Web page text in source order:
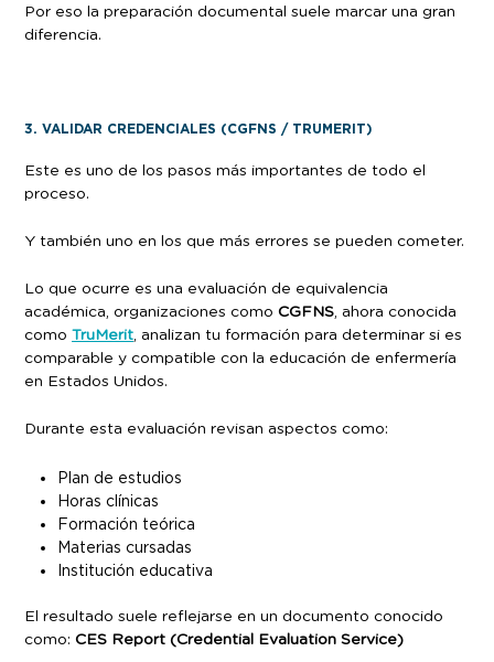
Por eso la preparación documental suele marcar una gran
diferencia.
3. VALIDAR CREDENCIALES (CGFNS / TRUMERIT)
Este es uno de los pasos más importantes de todo el
proceso.
Y también uno en los que más errores se pueden cometer.
Lo que ocurre es una evaluación de equivalencia
académica, organizaciones como CGFNS, ahora conocida
como TruMerit, analizan tu formación para determinar si es
comparable y compatible con la educación de enfermería
en Estados Unidos.
Durante esta evaluación revisan aspectos como:
Plan de estudios
Horas clínicas
Formación teórica
Materias cursadas
Institución educativa
El resultado suele reflejarse en un documento conocido
como: CES Report (Credential Evaluation Service)